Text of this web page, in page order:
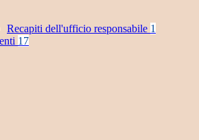
Recapiti dell'ufficio responsabile 1
17